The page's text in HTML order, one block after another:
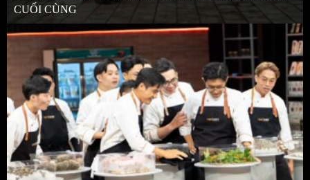
CUỐI CÙNG